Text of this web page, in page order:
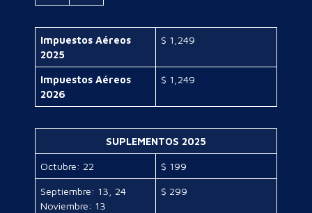
Impuestos Aéreos
2025
$ 1,249
Impuestos Aéreos
2026
$ 1,249
SUPLEMENTOS 2025
Octubre: 22 $ 199
Septiembre: 13, 24
Noviembre: 13
$ 299